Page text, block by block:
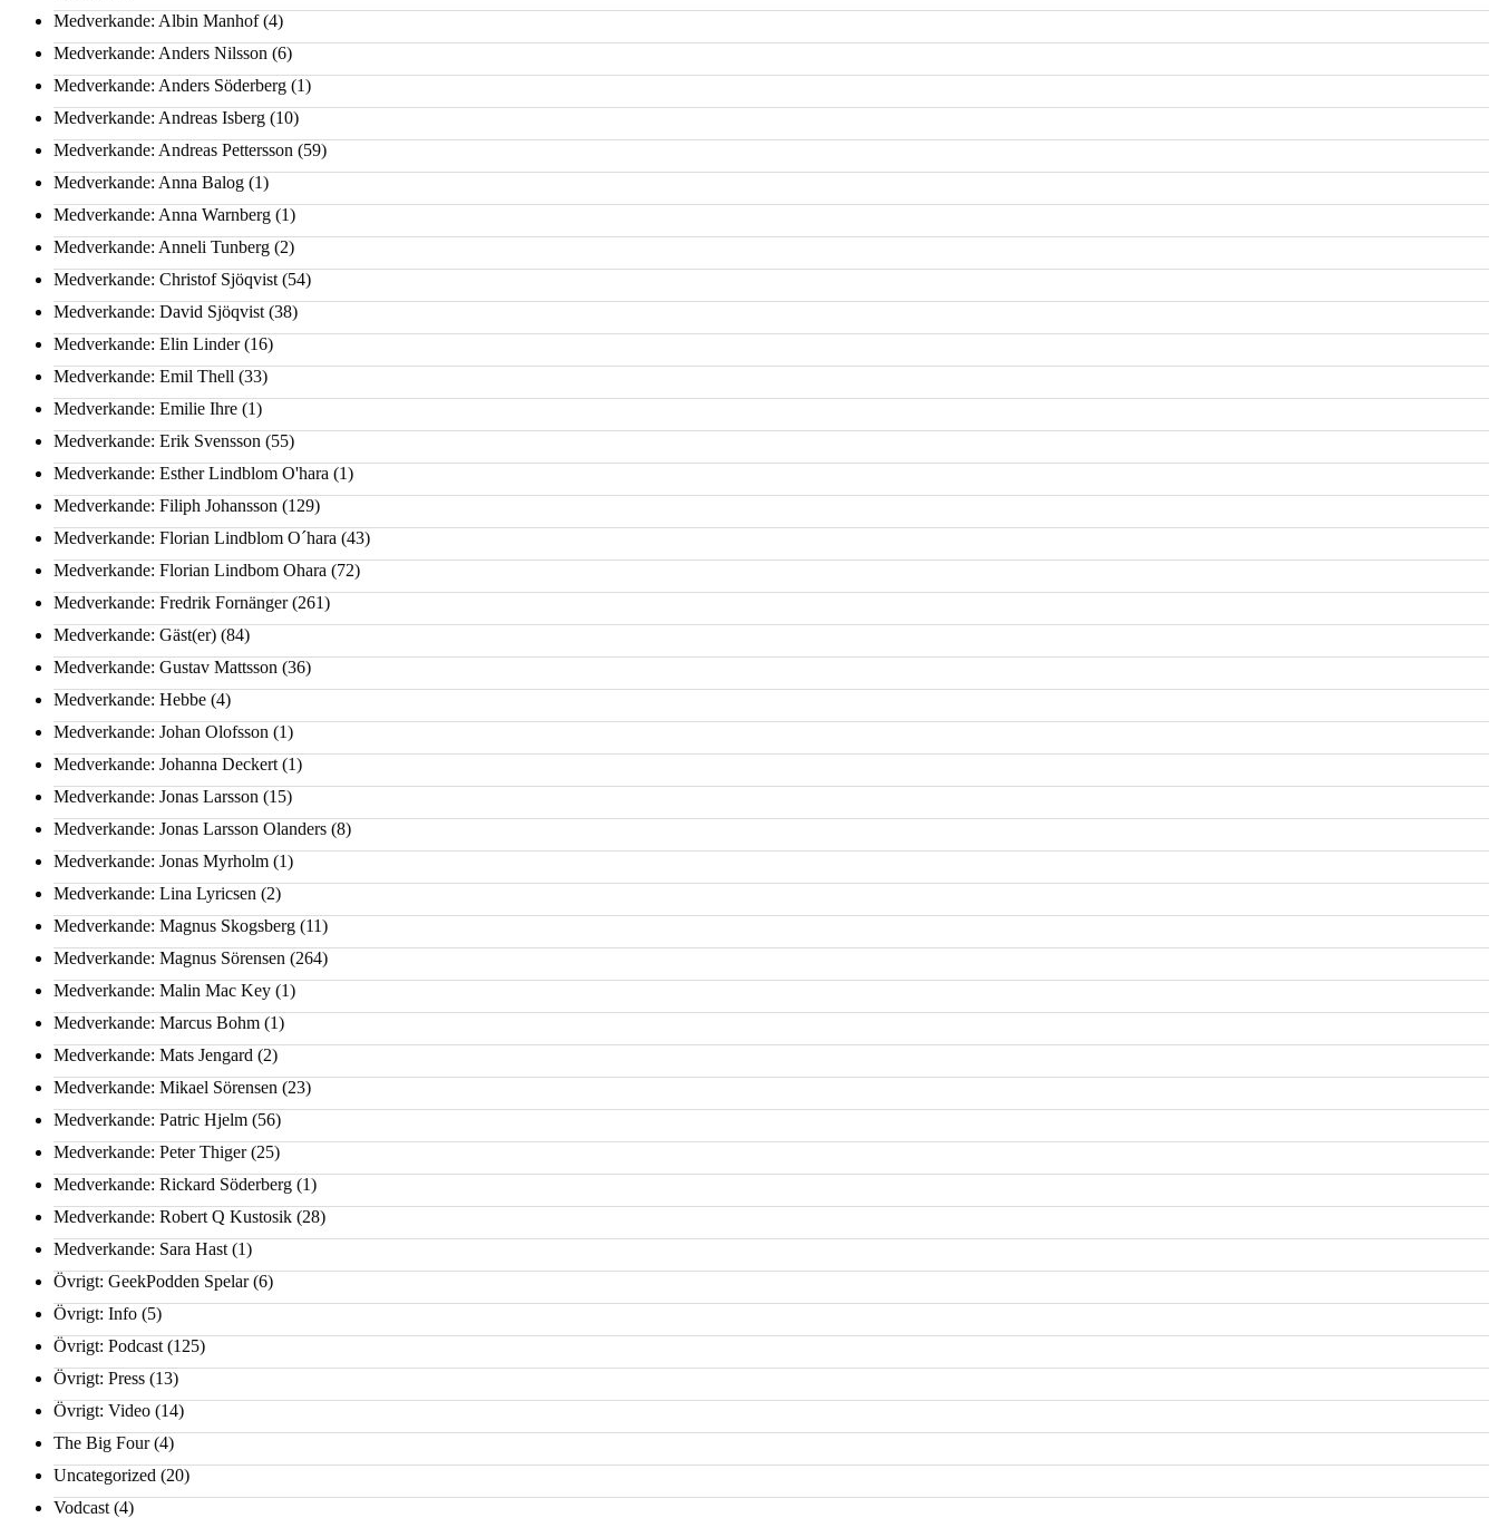
Medverkande: Albin Manhof(4)
Medverkande: Anders Nilsson (6)
Medverkande: Anders Söderberg (1)
Medverkande: Andreas Isberg (10)
Medverkande: Andreas Pettersson (59)
Medverkande: Anna Balog (1)
Medverkande: Anna Warnberg (1)
Medverkande: Anneli Tunberg (2)
Medverkande: Christof Sjöqvist (54)
Medverkande: David Sjöqvist (38)
Medverkande: Elin Linder(16)
Medverkande: Emil Thell (33)
Medverkande: Emilie Ihre (1)
Medverkande: Erik Svensson (55)
Medverkande: Esther Lindblom O'hara (1)
Medverkande: Filiph Johansson (129)
Medverkande: Florian Lindblom O´hara (43)
Medverkande: Florian Lindbom Ohara (72)
Medverkande: Fredrik Fornänger(261)
Medverkande: Gäst(er) (84)
Medverkande: Gustav Mattsson (36)
Medverkande: Hebbe (4)
Medverkande: Johan Olofsson (1)
Medverkande: Johanna Deckert (1)
Medverkande: Jonas Larsson (15)
Medverkande: Jonas Larsson Olanders (8)
Medverkande: Jonas Myrholm (1)
Medverkande: Lina Lyricsen (2)
Medverkande: Magnus Skogsberg (11)
Medverkande: Magnus Sörensen (264)
Medverkande: Malin Mac Key (1)
Medverkande: Marcus Bohm (1)
Medverkande: Mats Jengard (2)
Medverkande: Mikael Sörensen (23)
Medverkande: Patric Hjelm (56)
Medverkande: Peter Thiger(25)
Medverkande: Rickard Söderberg (1)
Medverkande: Robert Q Kustosik (28)
Medverkande: Sara Hast (1)
Övrigt: GeekPodden Spelar(6)
Övrigt: Info (5)
Övrigt: Podcast (125)
Övrigt: Press (13)
Övrigt: Video (14)
The Big Four(4)
Uncategorized (20)
Vodcast (4)